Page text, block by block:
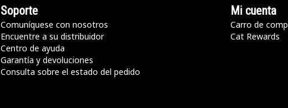
Soporte
Comuníquese con nosotros
Encuentre a su distribuidor
Centro de ayuda
Garantía y devoluciones
Consulta sobre el estado del pedido
Mi cuenta
Carro de
Cat Rewards